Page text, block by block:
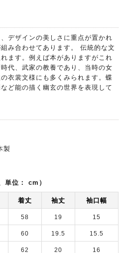
デザインの美しさに重点が置かれ
み合わせてあります。 伝統的な文
ます。例えば本がありますがこれ
代、武家の教養であり、当時の女
衣裳文様にも多くみられます。蝶
ど能の描く幽玄の世界を表現して
製
単位： cm）
着丈 袖丈 袖口幅
58 19 15
60 19.5 15.5
62 20 16